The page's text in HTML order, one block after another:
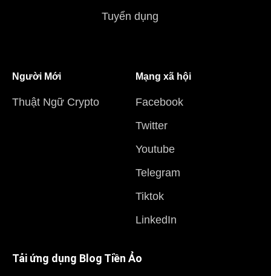
Tuyển dụng
Người Mới
Thuật Ngữ Crypto
Mạng xã hội
Facebook
Twitter
Youtube
Telegram
Tiktok
LinkedIn
Tải ứng dụng Blog Tiền Ảo